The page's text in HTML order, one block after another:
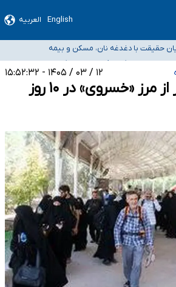
English العربیه
تخصصی فرماندهی صحنه عملیات و دکترای تخصصی
حقیقت با دغدغه نان، مسکن و بیمه
شیوع عفونت‌های تنفسی در کشور/ خوزستان و
آستانه هشدار
نشده است/ از رئیس جمهور خواستیم ورود کند
مدارس ایرانی امارات در کشور/ درباره محصلان
شرایط جدید تصمیم‌گیری می‌شود
۱۲ / ۰۳ / ۱۴۰۵ - ۱۵:۵۲:۳۲
تردد ۳۰ هزار زائر از مرز «خسروی» در ۱۰ روز